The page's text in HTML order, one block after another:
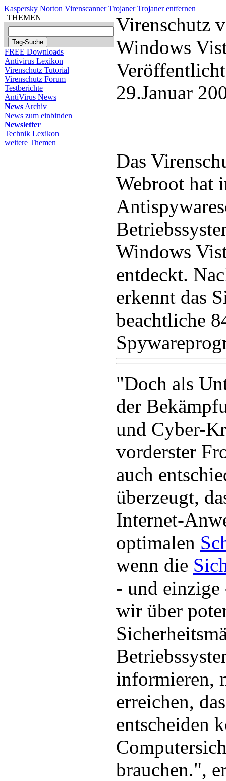
Kaspersky Norton Virenscanner Trojaner Trojaner entfernen
THEMEN
FREE Downloads
Antivirus Lexikon
Virenschutz Tutorial
Virenschutz Forum
Testberichte
AntiVirus News
News Archiv
News zum einbinden
Newsletter
Technik Lexikon
weitere Themen
Virenschutz
Windows
29.Januar
Das
Webroot hat
Windows
entdeckt.
erkennt das
beachtliche
"Doch als
der
und Cyber-
vorderster
auch
überzeugt,
Internet-
optimalen
wenn die
- und
wir über
informieren,
erreichen,
entscheiden
brauchen.",